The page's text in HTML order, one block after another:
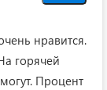
нравится.
горячей
Процент